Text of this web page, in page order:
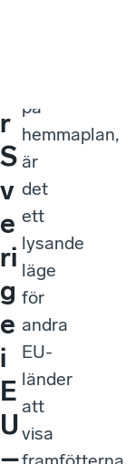
S
v
e
ri
g
e
i
E
U
–
hemmaplan,
är
det
ett
lysande
läge
för
andra
EU-
länder
att
visa
framfötterna.